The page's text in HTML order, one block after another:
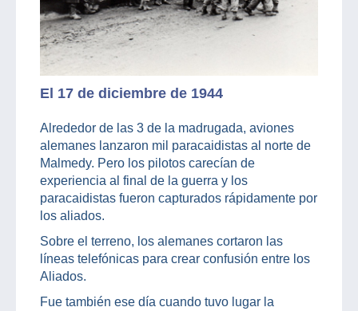
El 17 de diciembre de 1944
Alrededor de las 3 de la madrugada, aviones
alemanes lanzaron mil paracaidistas al norte de
Malmedy. Pero los pilotos carecían de
experiencia al final de la guerra y los
paracaidistas fueron capturados rápidamente por
los aliados.
Sobre el terreno, los alemanes cortaron las
líneas telefónicas para crear confusión entre los
Aliados.
Fue también ese día cuando tuvo lugar la